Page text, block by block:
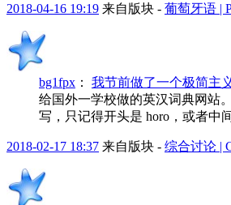
2018-04-16 19:19 来自版块 - 葡萄牙语 |
bg1fpx ： 我节前做了一个极简主
给国外一学校做的英汉词典网站
写，只记得开头是 horo，或者中
2018-02-17 18:37 来自版块 - 综合讨论 |